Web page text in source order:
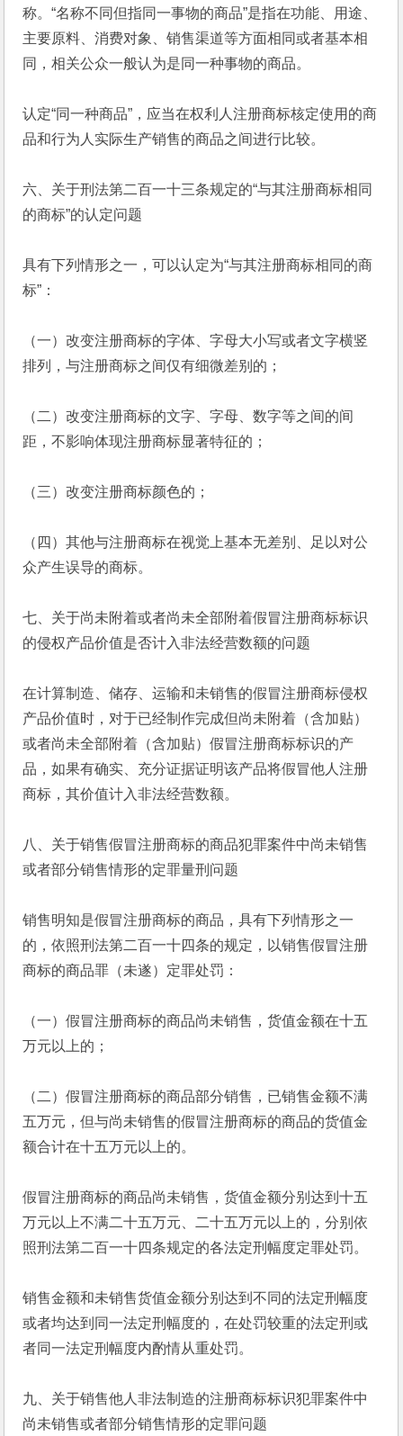
称。“名称不同但指同一事物的商品”是指在功能、用途、
主要原料、消费对象、销售渠道等方面相同或者基本相
同，相关公众一般认为是同一种事物的商品。
认定“同一种商品”，应当在权利人注册商标核定使用的商
品和行为人实际生产销售的商品之间进行比较。
六、关于刑法第二百一十三条规定的“与其注册商标相同
的商标”的认定问题
具有下列情形之一，可以认定为“与其注册商标相同的商
标”：
（一）改变注册商标的字体、字母大小写或者文字横竖
排列，与注册商标之间仅有细微差别的；
（二）改变注册商标的文字、字母、数字等之间的间
距，不影响体现注册商标显著特征的；
（三）改变注册商标颜色的；
（四）其他与注册商标在视觉上基本无差别、足以对公
众产生误导的商标。
七、关于尚未附着或者尚未全部附着假冒注册商标标识
的侵权产品价值是否计入非法经营数额的问题
在计算制造、储存、运输和未销售的假冒注册商标侵权
产品价值时，对于已经制作完成但尚未附着（含加贴）
或者尚未全部附着（含加贴）假冒注册商标标识的产
品，如果有确实、充分证据证明该产品将假冒他人注册
商标，其价值计入非法经营数额。
八、关于销售假冒注册商标的商品犯罪案件中尚未销售
或者部分销售情形的定罪量刑问题
销售明知是假冒注册商标的商品，具有下列情形之一
的，依照刑法第二百一十四条的规定，以销售假冒注册
商标的商品罪（未遂）定罪处罚：
（一）假冒注册商标的商品尚未销售，货值金额在十五
万元以上的；
（二）假冒注册商标的商品部分销售，已销售金额不满
五万元，但与尚未销售的假冒注册商标的商品的货值金
额合计在十五万元以上的。
假冒注册商标的商品尚未销售，货值金额分别达到十五
万元以上不满二十五万元、二十五万元以上的，分别依
照刑法第二百一十四条规定的各法定刑幅度定罪处罚。
销售金额和未销售货值金额分别达到不同的法定刑幅度
或者均达到同一法定刑幅度的，在处罚较重的法定刑或
者同一法定刑幅度内酌情从重处罚。
九、关于销售他人非法制造的注册商标标识犯罪案件中
尚未销售或者部分销售情形的定罪问题